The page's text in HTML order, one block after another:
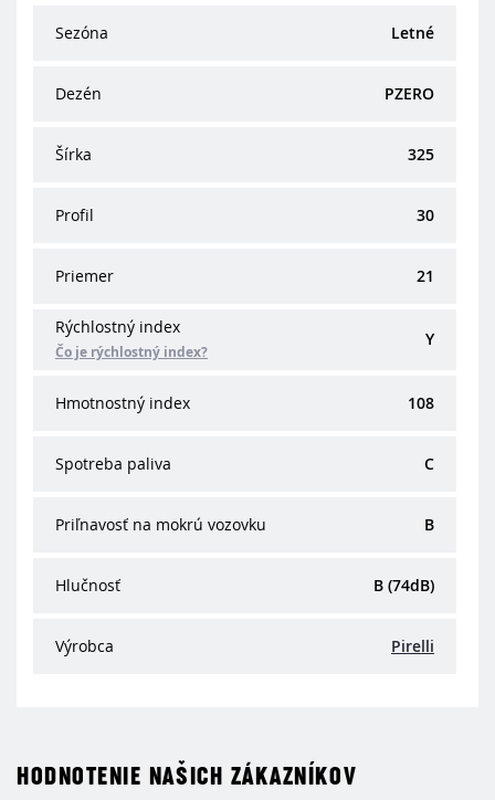
Sezóna Letné
Dezén PZERO
Šírka 325
Profil 30
Priemer 21
Rýchlostný index
Čo je rýchlostný index?
Y
Hmotnostný index 108
Spotreba paliva C
Priľnavosť na mokrú vozovku B
Hlučnosť B (74dB)
Výrobca Pirelli
HODNOTENIE NAŠICH ZÁKAZNÍKOV